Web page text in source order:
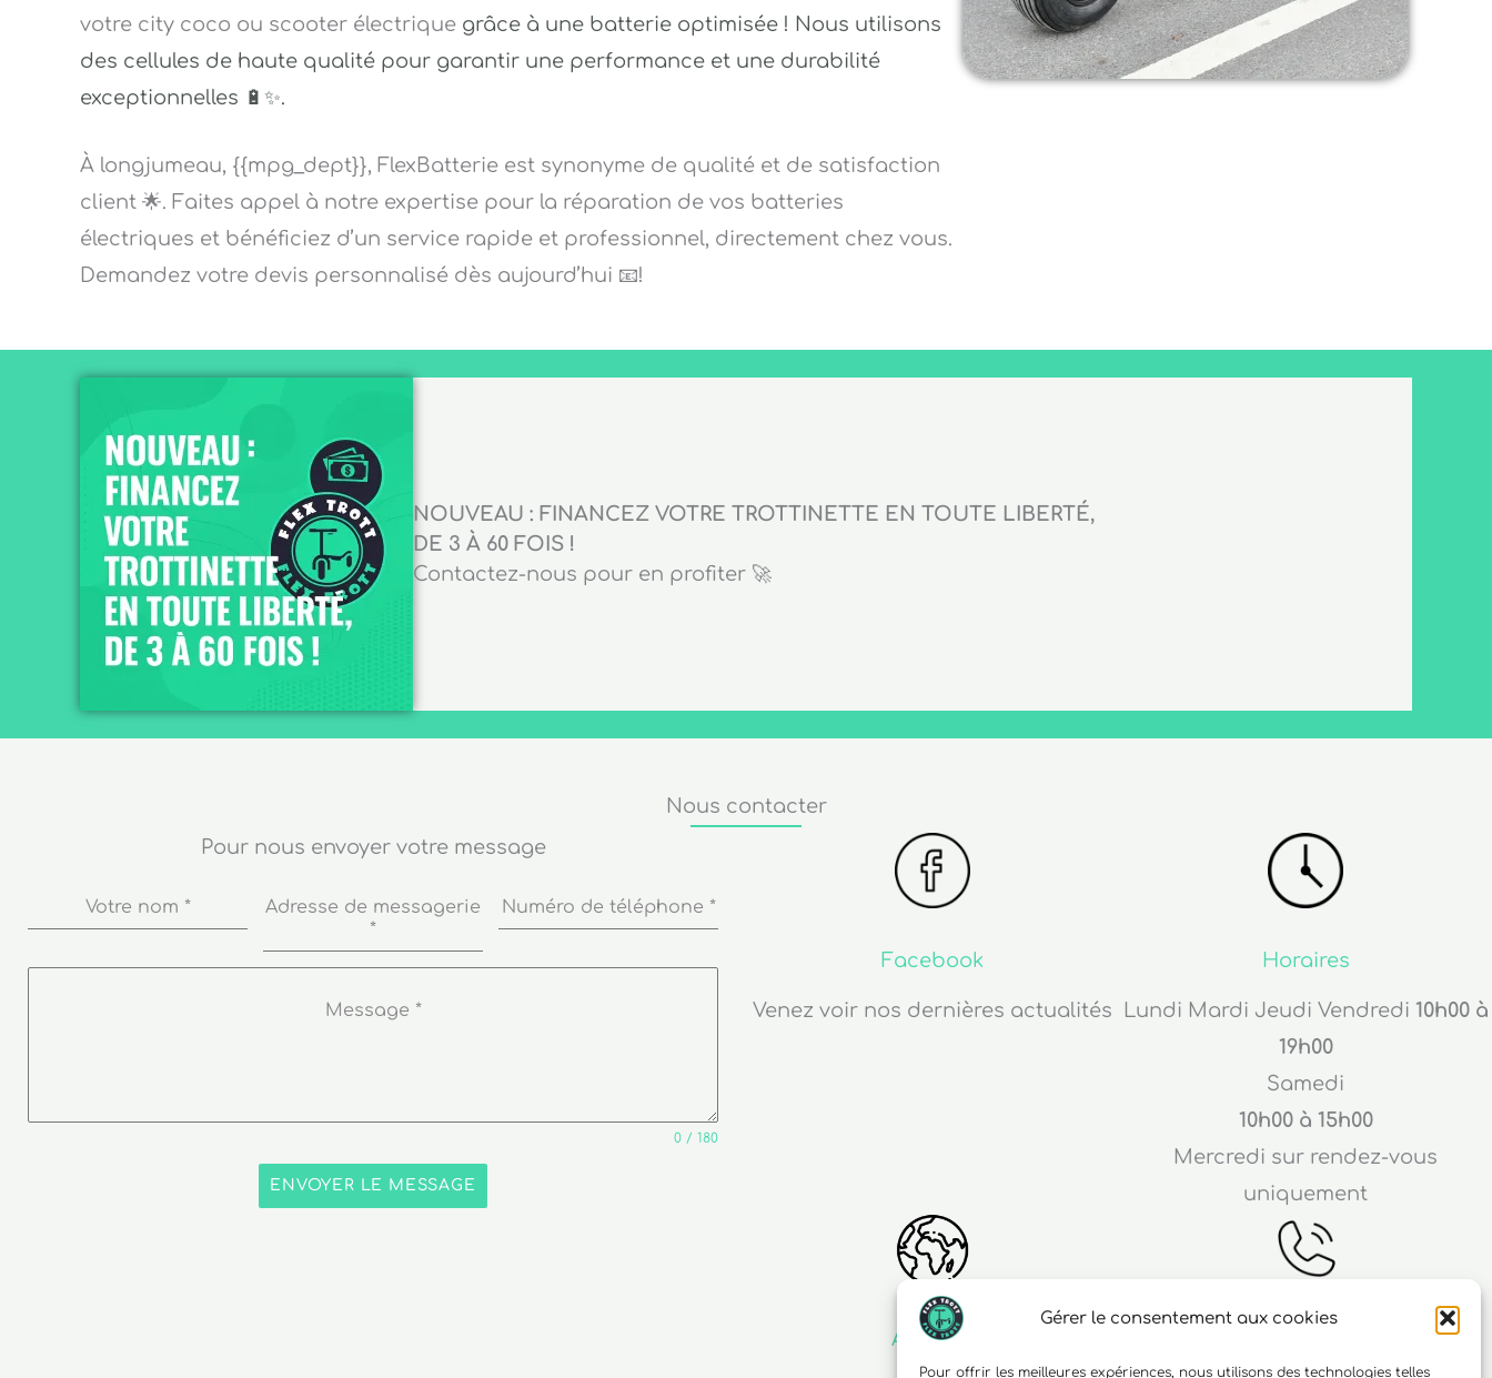
Gérer le consentement aux cookies
Pour offrir les meilleures expériences, nous utilisons des technologies telles
votre city coco ou scooter électrique grâce à une batterie optimisée ! Nous utilisons
des cellules de haute qualité pour garantir une performance et une durabilité
exceptionnelles 🔋✨.
À longjumeau, {{mpg_dept}}, FlexBatterie est synonyme de qualité et de satisfaction
client 🌟. Faites appel à notre expertise pour la réparation de vos batteries
électriques et bénéficiez d’un service rapide et professionnel, directement chez vous.
Demandez votre devis personnalisé dès aujourd’hui 📧!
NOUVEAU : FINANCEZ VOTRE TROTTINETTE EN TOUTE LIBERTÉ,
DE 3 À 60 FOIS !
Contactez-nous pour en profiter 🚀
Nous contacter
Pour nous envoyer votre message
Votre nom *
Adresse de messagerie
*
Numéro de téléphone *
Message *
0 / 180
ENVOYER LE MESSAGE
Facebook
Venez voir nos dernières actualités
Horaires
Lundi Mardi Jeudi Vendredi 10h00 à
19h00
Samedi
10h00 à 15h00
Mercredi sur rendez-vous
uniquement
Adresse